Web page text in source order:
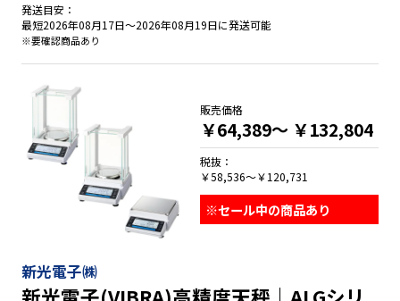
発送目安：
最短2026年08月17日～2026年08月19日に発送可能
※要確認商品あり
新光電子㈱
販売価格
￥64,389～ ￥132,804
税抜：
￥58,536～￥120,731
※セール中の商品あり